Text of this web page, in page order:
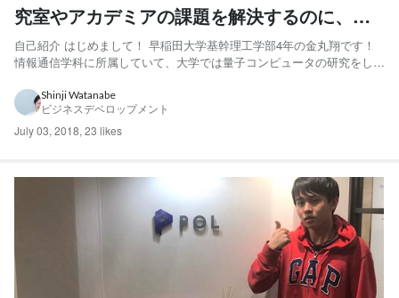
究室やアカデミアの課題を解決するのに、
POLという場を選んだ3つの理由
自己紹介 はじめまして！ 早稲田大学基幹理工学部4年の金丸翔です！
情報通信学科に所属していて、大学では量子コンピュータの研究をして
ソフトウェアの開発をしています。 POLには5ヶ月前くらいにジョイン
し、主にバックエンドの開発をしています。 フロント...
Shinji Watanabe
ビジネスデベロップメント
July 03, 2018, 23 likes